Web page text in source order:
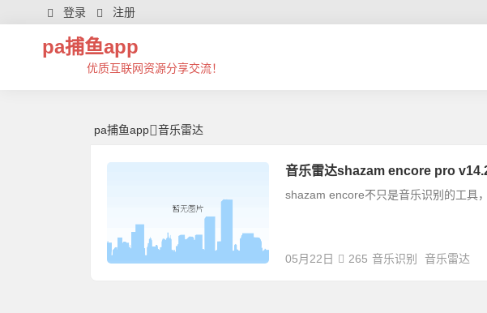
音乐雷达 | 芊芊精典-pa捕鱼app
登录 注册
pa捕鱼app
优质互联网资源分享交流！
pa捕鱼app 音乐雷达
音乐雷达shazam encore pro
shazam encore不只是音乐识别的工具
05月22日 265 音乐识别 音乐雷达